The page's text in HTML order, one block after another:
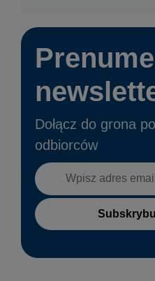
Dołącz do grona
odbiorców